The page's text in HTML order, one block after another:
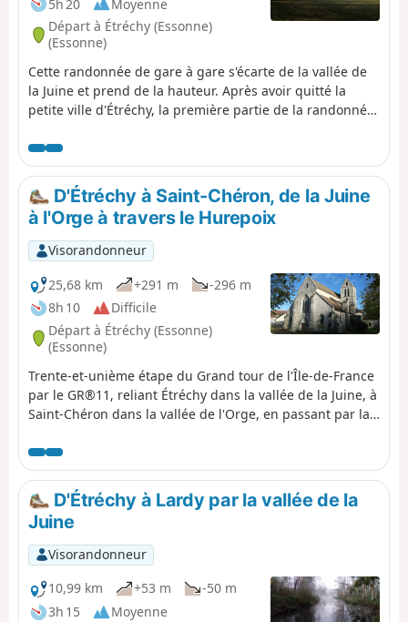
5h 20
Moyenne
Départ à Étréchy (Essonne)
(Essonne)
Cette randonnée de gare à gare s'écarte de la vallée de
la Juine et prend de la hauteur. Après avoir quitté la
petite ville d'Étréchy, la première partie de la randonnée
partir du village de Mauchamps, le parcours est plus
diversifié et se déroule en partie en forêt. Plusieurs
belles églises sont au rendez-vous, à Étréchy,
Mauchamps et Torfou, sans compter la superbe église
de Saint-Sulpice-de-Favières pour laquelle un diverticule
est proposé.
D'Étréchy à Saint-Chéron, de la Juine
à l'Orge à travers le Hurepoix
Visorandonneur
25,68 km
+291 m
-296 m
8h 10
Difficile
Départ à Étréchy (Essonne)
(Essonne)
Trente-et-unième étape du Grand tour de l'Île-de-France
par le GR®11, reliant Étréchy dans la vallée de la Juine, à
Saint-Chéron dans la vallée de l'Orge, en passant par la
et aux confins de la Beauce dans sa partie Sud, dans des
paysages variés, entre plateaux et vallées et entre
champs et forêts. Elle présente la particularité
d'effectuer de nombreuses montées et descentes entre
plateau et vallées.
D'Étréchy à Lardy par la vallée de la
Juine
Visorandonneur
10,99 km
+53 m
-50 m
3h 15
Moyenne